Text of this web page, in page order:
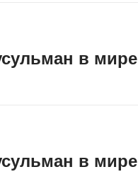
в мире
в мире